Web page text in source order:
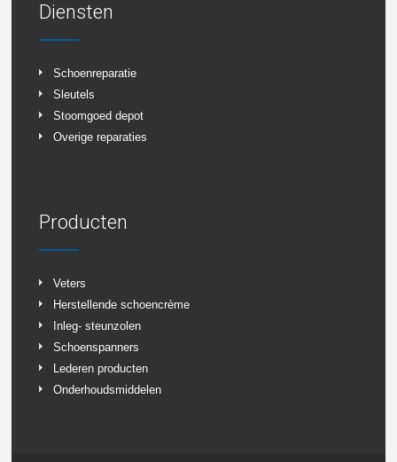
Diensten
Schoenreparatie
Sleutels
Stoomgoed depot
Overige reparaties
Producten
Veters
Herstellende schoencrème
Inleg- steunzolen
Schoenspanners
Lederen producten
Onderhoudsmiddelen